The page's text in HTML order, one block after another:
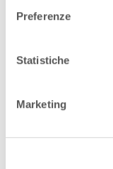
Preferenze
Statistiche
Marketing
Altre azioni del
europeo di
collaborazione
scuolaper
professionalità